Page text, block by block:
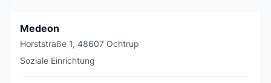
Medeon
Horststraße 1, 48607 Ochtrup
Soziale Einrichtung